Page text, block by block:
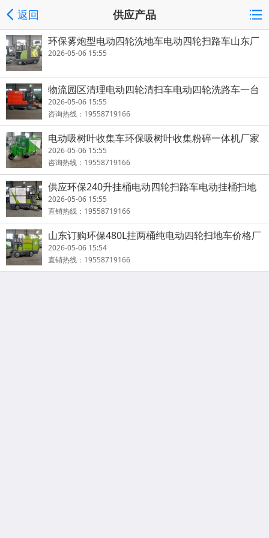
返回 供应产品
环保雾炮型电动四轮洗地车电动四轮扫路车山东厂
家报价价格多少钱
2026-05-06 15:55
物流园区清理电动四轮清扫车电动四轮洗路车一台
多少钱价格表
2026-05-06 15:55
咨询热线：19558719166
电动吸树叶收集车环保吸树叶收集粉碎一体机厂家
2026-05-06 15:55
咨询热线：19558719166
供应环保240升挂桶电动四轮扫路车电动挂桶扫地
车山东生产厂家
2026-05-06 15:55
直销热线：19558719166
山东订购环保480L挂两桶纯电动四轮扫地车价格厂
家济宁盛硕达
2026-05-06 15:54
直销热线：19558719166